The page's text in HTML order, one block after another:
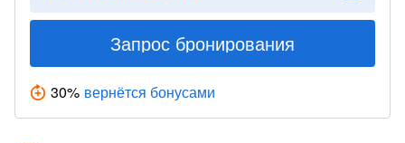
Запрос бронирования
30% вернётся бонусами